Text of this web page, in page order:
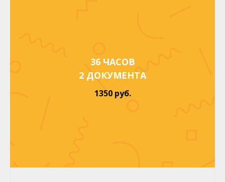
36 ЧАСОВ
2 ДОКУМЕНТА
1350 руб.